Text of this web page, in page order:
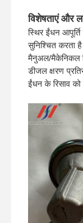
विशेषताएं और
स्थिर ईंधन
सुनिश्चित करता
मैनुअल/मैकेनिकल
डीजल क्षरण
ईंधन के रिसाव